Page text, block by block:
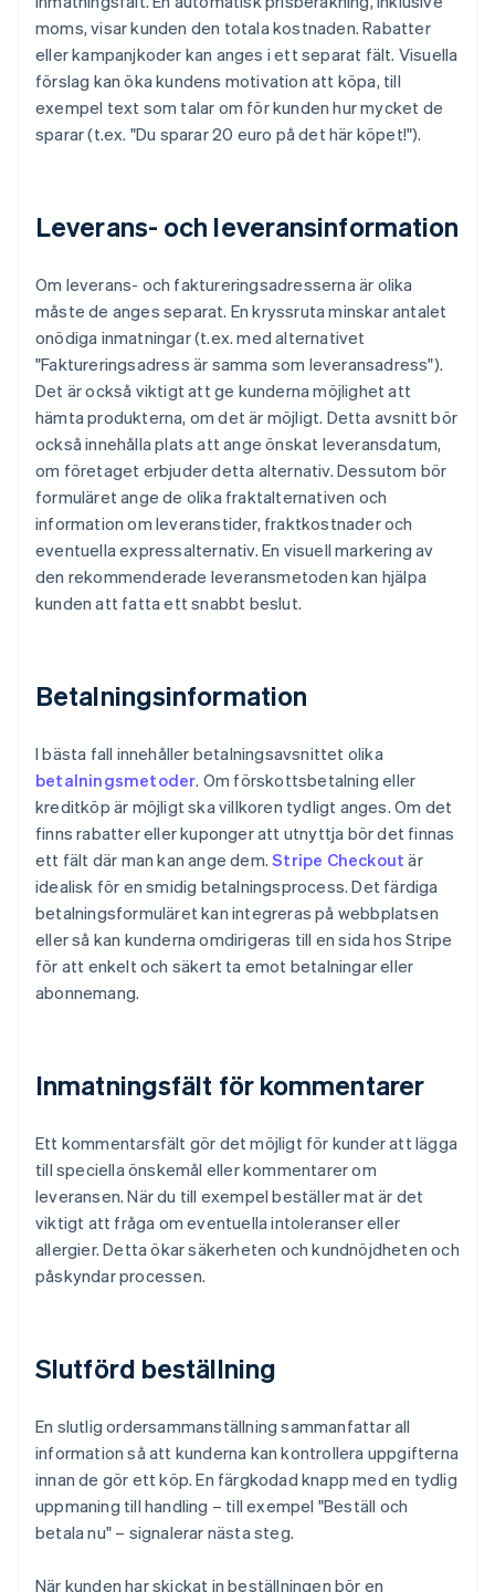
moms, visar kunden den totala kostnaden. Rabatter
eller kampanjkoder kan anges i ett separat fält. Visuella
förslag kan öka kundens motivation att köpa, till
exempel text som talar om för kunden hur mycket de
sparar (t.ex. "Du sparar 20 euro på det här köpet!").
Leverans- och leveransinformation
Om leverans- och faktureringsadresserna är olika
måste de anges separat. En kryssruta minskar antalet
onödiga inmatningar (t.ex. med alternativet
"Faktureringsadress är samma som leveransadress").
Det är också viktigt att ge kunderna möjlighet att
hämta produkterna, om det är möjligt. Detta avsnitt bör
också innehålla plats att ange önskat leveransdatum,
om företaget erbjuder detta alternativ. Dessutom bör
formuläret ange de olika fraktalternativen och
information om leveranstider, fraktkostnader och
eventuella expressalternativ. En visuell markering av
den rekommenderade leveransmetoden kan hjälpa
kunden att fatta ett snabbt beslut.
Betalningsinformation
I bästa fall innehåller betalningsavsnittet olika
betalningsmetoder. Om förskottsbetalning eller
kreditköp är möjligt ska villkoren tydligt anges. Om det
finns rabatter eller kuponger att utnyttja bör det finnas
ett fält där man kan ange dem.Stripe Checkout är
idealisk för en smidig betalningsprocess. Det färdiga
betalningsformuläret kan integreras på webbplatsen
eller så kan kunderna omdirigeras till en sida hos Stripe
för att enkelt och säkert ta emot betalningar eller
abonnemang.
Inmatningsfält för kommentarer
Ett kommentarsfält gör det möjligt för kunder att lägga
till speciella önskemål eller kommentarer om
leveransen. När du till exempel beställer mat är det
viktigt att fråga om eventuella intoleranser eller
allergier. Detta ökar säkerheten och kundnöjdheten och
påskyndar processen.
Slutförd beställning
En slutlig ordersammanställning sammanfattar all
information så att kunderna kan kontrollera uppgifterna
innan de gör ett köp. En färgkodad knapp med en tydlig
uppmaning till handling – till exempel "Beställ och
betala nu" – signalerar nästa steg.
När kunden har skickat in beställningen bör en